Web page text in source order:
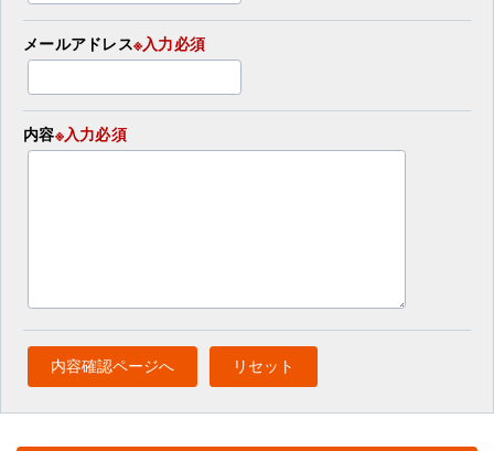
メールアドレス※入力必須
内容※入力必須